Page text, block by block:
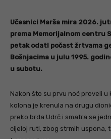
Učesnici Marša mira 2026.
prema Memorijalnom centru
petak odati počast žrtvama
Bošnjacima u julu 1995.
u subotu.
Nakon što su prvu noć proveli u
kolona je krenula na drugu
preko brda Udrč i smatra se
cijeloj ruti, zbog strmih uspona,